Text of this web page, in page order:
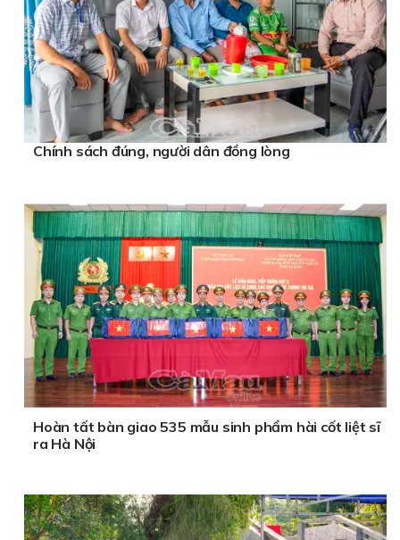
Chính sách đúng, người dân đồng lòng
Hoàn tất bàn giao 535 mẫu sinh phẩm hài cốt liệt sĩ
ra Hà Nội